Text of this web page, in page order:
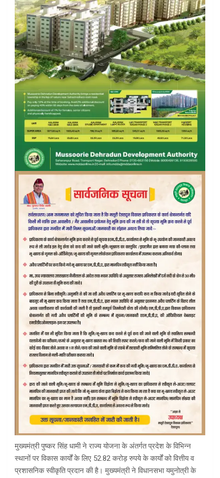
मुख्यमंत्री पुष्कर सिंह धामी ने राज्य योजना के अंतर्गत प्रदेश के विभिन्न
स्थानों पर विकास कार्यों के लिए 52.82 करोड़ रुपये के कार्यों को वित्तीय व
प्रशासनिक स्वीकृति प्रदान की है। मुख्यमंत्री ने विधानसभा यमुनोत्री के